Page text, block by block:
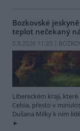
Bozkovské
teplot nečekaný
5.8.2026 11:20 |
Libereckém kraji,
Celsia, přesto v
Dušana Milky k nim